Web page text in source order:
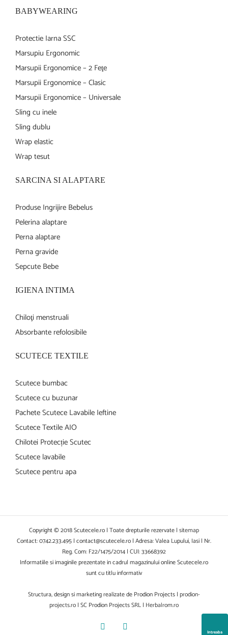
BABYWEARING
Protectie Iarna SSC
Marsupiu Ergonomic
Marsupii Ergonomice – 2 Feţe
Marsupii Ergonomice – Clasic
Marsupii Ergonomice – Universale
Sling cu inele
Sling dublu
Wrap elastic
Wrap tesut
SARCINA SI ALAPTARE
Produse Ingrijire Bebelus
Pelerina alaptare
Perna alaptare
Perna gravide
Sepcute Bebe
IGIENA INTIMA
Chiloţi menstruali
Absorbante refolosibile
SCUTECE TEXTILE
Scutece bumbac
Scutece cu buzunar
Pachete Scutece Lavabile Ieftine
Scutece Textile AIO
Chilotei Protecție Scutec
Scutece lavabile
Scutece pentru apa
Copyright © 2018 Scutecele.ro | Toate drepturile rezervate | sitemap
Contact: 0742.233.495 | contact@scutecele.ro | Adresa: Valea Lupului, Iasi | Nr.
Reg. Com: F22/1475/2014 | CUI: 33668392
Informatiile si imaginile prezentate in cadrul magazinului online Scutecele.ro
sunt cu titlu informativ
Structura, design si marketing realizate de Prodion Projects | prodion-
projects.ro | SC Prodion Projects SRL | Herbalrom.ro
Facebook